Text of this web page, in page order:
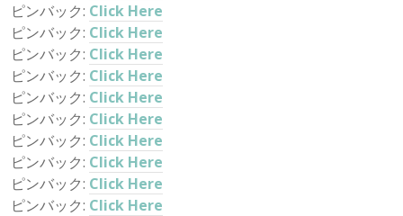
ピンバック: Click Here
ピンバック: Click Here
ピンバック: Click Here
ピンバック: Click Here
ピンバック: Click Here
ピンバック: Click Here
ピンバック: Click Here
ピンバック: Click Here
ピンバック: Click Here
ピンバック: Click Here